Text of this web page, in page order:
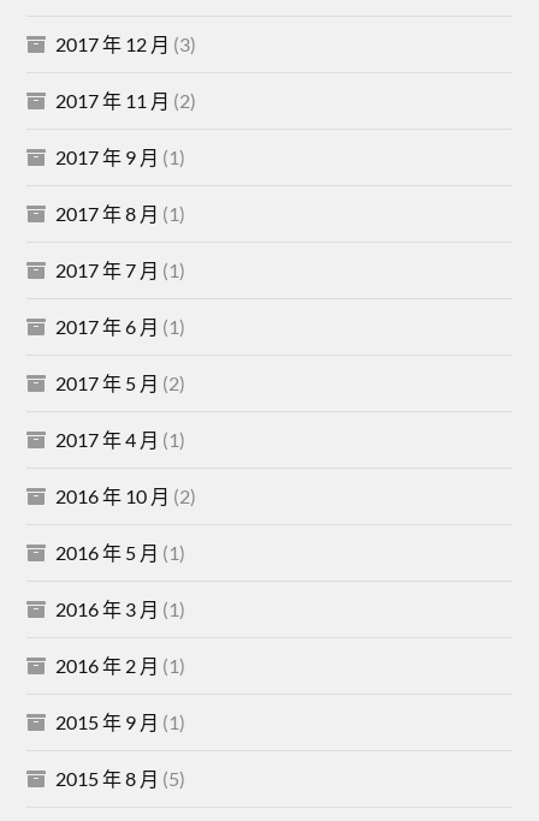
2017 年 12 月 (3)
2017 年 11 月 (2)
2017 年 9 月 (1)
2017 年 8 月 (1)
2017 年 7 月 (1)
2017 年 6 月 (1)
2017 年 5 月 (2)
2017 年 4 月 (1)
2016 年 10 月 (2)
2016 年 5 月 (1)
2016 年 3 月 (1)
2016 年 2 月 (1)
2015 年 9 月 (1)
2015 年 8 月 (5)